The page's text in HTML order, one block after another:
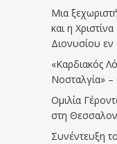
Μια
και η
Διονυσίου
«Καρδιακός
Νοσταλγία» –
Ομιλία
στη
Συνέντευξη